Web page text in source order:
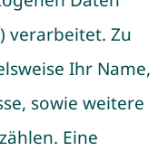
verarbeitet. Zu
Ihr Name,
sowie weitere
Eine